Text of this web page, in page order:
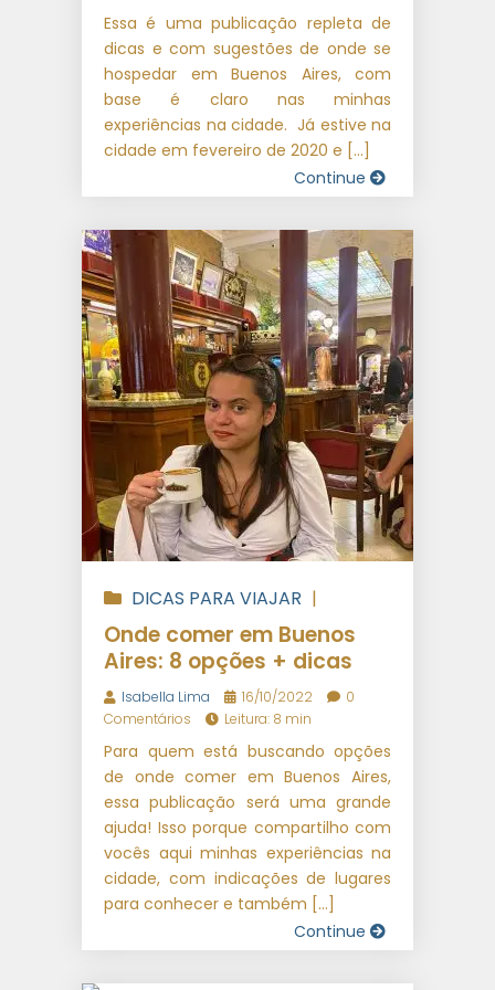
Essa é uma publicação repleta de
dicas e com sugestões de onde se
hospedar em Buenos Aires, com
base é claro nas minhas
experiências na cidade. Já estive na
cidade em fevereiro de 2020 e […]
Continue
DICAS PARA VIAJAR |
VIAGENS INTERNACIONAIS
Onde comer em Buenos
Aires: 8 opções + dicas
Isabella Lima 16/10/2022
0
Comentários
Leitura: 8 min
Para quem está buscando opções
de onde comer em Buenos Aires,
essa publicação será uma grande
ajuda! Isso porque compartilho com
vocês aqui minhas experiências na
cidade, com indicações de lugares
para conhecer e também […]
Continue